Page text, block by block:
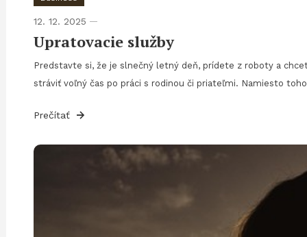
12. 12. 2025
Upratovacie služby
Predstavte si, že je slnečný letný deň, prídete z roboty a
stráviť voľný čas po práci s rodinou či priateľmi. Namiesto
Prečítať